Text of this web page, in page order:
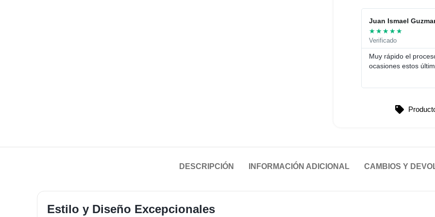
Juan Ismael
★★★★★
Verificado
Muy rápido el
ocasiones estos
DESCRIPCIÓN INFORMACIÓN ADICIONAL CAMBIOS Y
Estilo y Diseño Excepcionales